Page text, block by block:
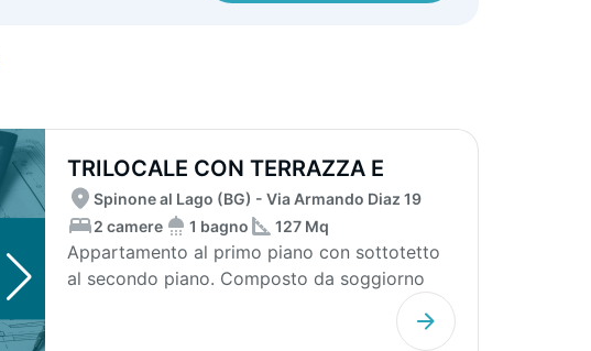
TRILOCALE CON TERRAZZA E
SOTTOTETTO
Spinone al Lago (BG) - Via Armando Diaz 19
2 camere
1 bagno 127 Mq
Appartamento al primo piano con sottotetto
al secondo piano. Composto da soggiorno